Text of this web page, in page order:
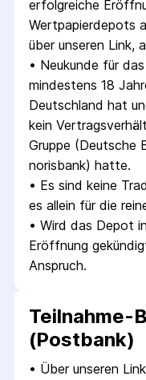
erfolgreiche
Wertpapierdepots
über unseren Link,
• Neukunde für
mindestens 18
Deutschland hat
kein
Gruppe (Deutsche
norisbank) hatte.
• Es sind keine
es allein für die
• Wird das Depot
Eröffnung
Anspruch.
Teilnahme-
(Postbank)
• Über unseren